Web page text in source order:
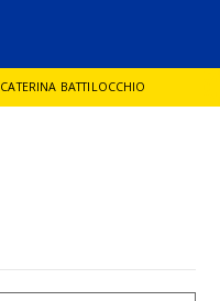
CATERINA BATTILOCCHIO